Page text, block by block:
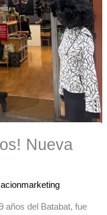
Nueva
años del Batabat, fue